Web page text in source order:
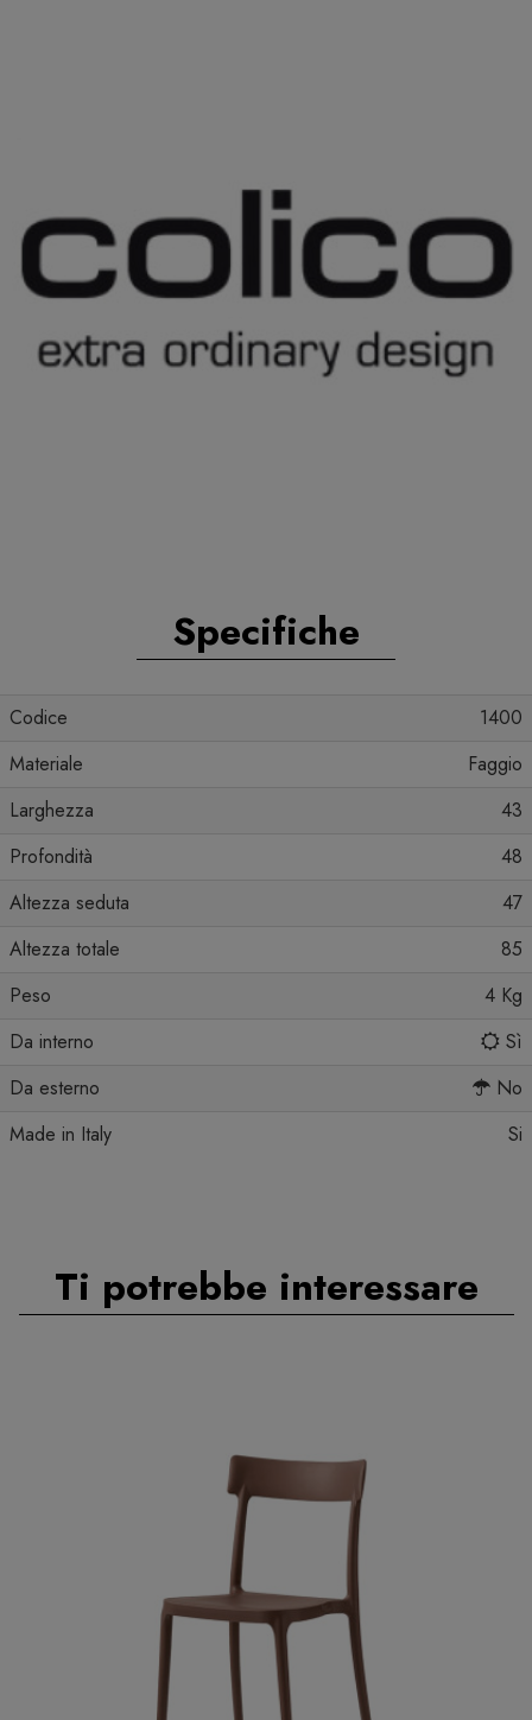
Specifiche
Codice
1400
Materiale
Faggio
Larghezza
43
Profondità
48
Altezza seduta
47
Altezza totale
85
Peso
4 Kg
Da interno
Sì
Da esterno
No
Made in Italy
Si
Ti potrebbe interessare